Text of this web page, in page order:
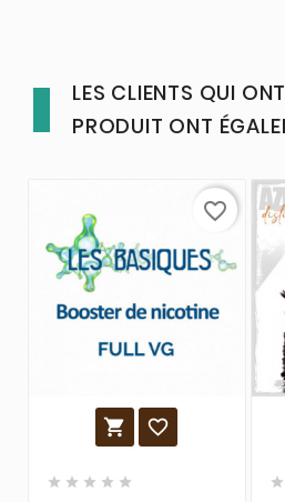
LES CLIENTS QUI
PRODUIT ONT
 
    
favorite_border
